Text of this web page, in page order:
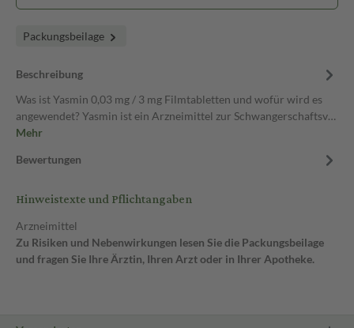
Packungsbeilage
Beschreibung
Was ist Yasmin 0,03 mg / 3 mg Filmtabletten und wofür wird es
angewendet? Yasmin ist ein Arzneimittel zur Schwangerschaftsv…
Mehr
Bewertungen
Hinweistexte und Pflichtangaben
Arzneimittel
Zu Risiken und Nebenwirkungen lesen Sie die Packungsbeilage
und fragen Sie Ihre Ärztin, Ihren Arzt oder in Ihrer Apotheke.